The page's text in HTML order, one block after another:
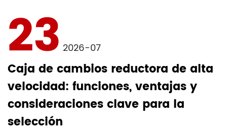
23 2026-07
Caja de cambios reductora de alta
velocidad: funciones, ventajas y
consideraciones clave para la
selección